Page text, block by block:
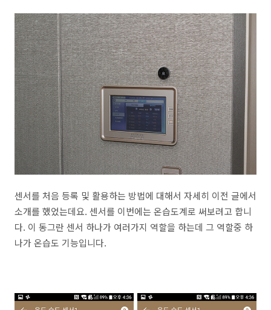
센서를 처음 등록 및 활용하는 방법에 대해서 자세히 이전 글에서
소개를 했었는데요. 센서를 이번에는 온습도계로 써보려고 합니
다. 이 동그란 센서 하나가 여러가지 역할을 하는데 그 역할중 하
나가 온습도 기능입니다.